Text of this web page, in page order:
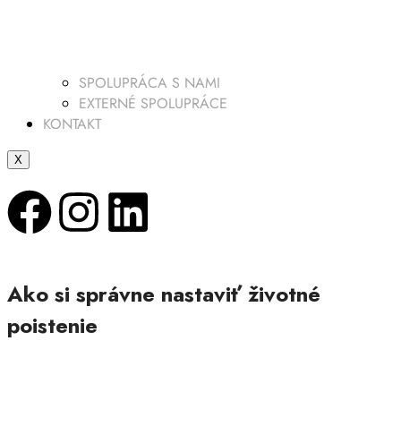
SPOLUPRÁCA S NAMI
EXTERNÉ SPOLUPRÁCE
KONTAKT
X
Ako si správne nastaviť životné
poistenie